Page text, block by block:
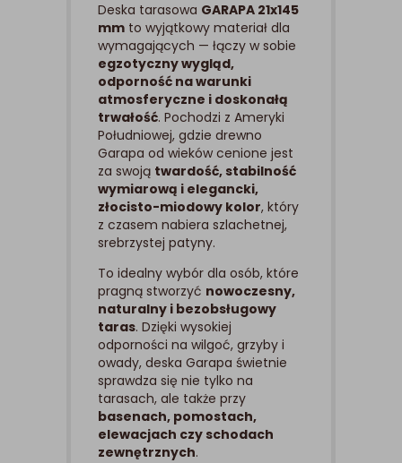
Deska tarasowa GARAPA 21x145
mm to wyjątkowy materiał dla
wymagających — łączy w sobie
egzotyczny wygląd,
odporność na warunki
atmosferyczne i doskonałą
trwałość. Pochodzi z Ameryki
Południowej, gdzie drewno
Garapa od wieków cenione jest
za swoją twardość, stabilność
wymiarową i elegancki,
złocisto-miodowy kolor, który
z czasem nabiera szlachetnej,
srebrzystej patyny.
To idealny wybór dla osób, które
pragną stworzyć nowoczesny,
naturalny i bezobsługowy
taras. Dzięki wysokiej
odporności na wilgoć, grzyby i
owady, deska Garapa świetnie
sprawdza się nie tylko na
tarasach, ale także przy
basenach, pomostach,
elewacjach czy schodach
zewnętrznych.